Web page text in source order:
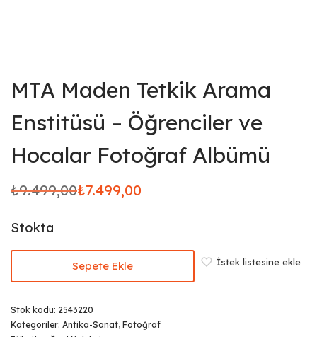
MTA Maden Tetkik Arama
Enstitüsü – Öğrenciler ve
Hocalar Fotoğraf Albümü
₺9.499,00
Orijinal
₺9.499,00.
₺7.499,00
Şu andaki
₺7.499,00.
Stokta
Sepete Ekle İstek listesine ekle
Stok kodu: 2543220
Kategoriler: Antika-Sanat, Fotoğraf